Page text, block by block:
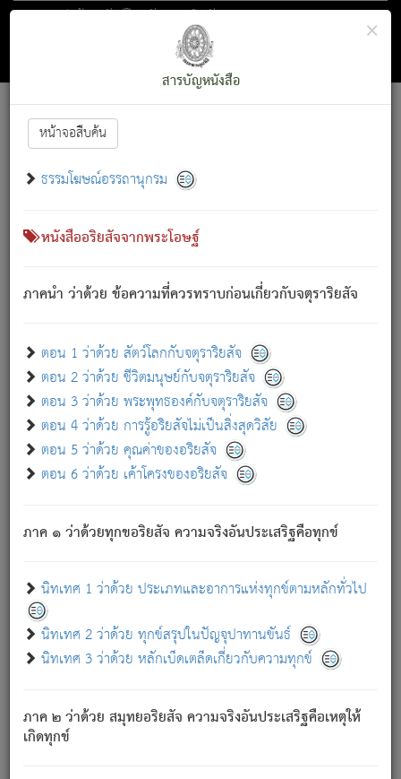
ตอน 1 ว่าด้วย สัตว์โลกกับจตุราริยสัจ
สารบัญ×
สารบัญหนังสือ
หน้าจอสืบค้น
ธรรมโฆษณ์อรรถานุกรม
หนังสืออริยสัจจากพระโอษฐ์
ภาคนำ ว่าด้วย ข้อความที่ควรทราบก่อนเกี่ยวกับจตุราริยสัจ
ตอน 1 ว่าด้วย สัตว์โลกกับจตุราริยสัจ
ตอน 2 ว่าด้วย ชีวิตมนุษย์กับจตุราริยสัจ
ตอน 3 ว่าด้วย พระพุทธองค์กับจตุราริยสัจ
ตอน 4 ว่าด้วย การรู้อริยสัจไม่เป็นสิ่งสุดวิสัย
ตอน 5 ว่าด้วย คุณค่าของอริยสัจ
ตอน 6 ว่าด้วย เค้าโครงของอริยสัจ
ภาค ๑ ว่าด้วยทุกขอริยสัจ ความจริงอันประเสริฐคือทุกข์
นิทเทศ 1 ว่าด้วย ประเภทและอาการแห่งทุกข์ตามหลักทั่วไป
นิทเทศ 2 ว่าด้วย ทุกข์สรุปในปัญจุปาทานขันธ์
นิทเทศ 3 ว่าด้วย หลักเบ็ดเตล็ดเกี่ยวกับความทุกข์
ภาค ๒ ว่าด้วย สมุทยอริยสัจ ความจริงอันประเสริฐคือเหตุให้
เกิดทุกข์
Font :15 ]||
สัตว์โลกนี้ เกิดความเดือดร้อนแล้ว มีผัสสะบังหน้า
เขาสำคัญสิ่งใด โดยความเป็นประการใด แต่สิ่งนั้นย่อมเป็น
(ตามที่เป็นจริง) โดยประการอื่นจากที่เขาสำคัญนั้น
สัตว์โลกติดข้องอยู่ในภพ ถูกภพบังหน้าแล้ว มีภพโดยความ
เป็นอย่างอื่น (จากที่มันเป็นอยู่จริง) จึงได้เพลิดเพลินยิ่งนักในภพ
เขาเพลิดเพลินยิ่งนักในสิ่งใด สิ่งนั้นเป็นภัย (ที่เขาไม่รู้จัก)
เขากลัวต่อสิ่งใดสิ่งนั้นเป็นทุกข์
พรหมจรรย์นี้ อันบุคคลย่อมประพฤติ ก็เพื่อการละขาดซึ่ง
ภพ.
สมณะหรือพราหมณ์เหล่าใด กล่าวความหลุดพ้นจากภพว่า
มีได้เพราะภพ เรากล่าวว่า สมณะหรือพราหมณ์ทั้งปวงนั้น
มิใช่ผู้หลดพ้นจากภพ.
ภพ ว่ามีได้เพราะวิภพ[2]: เรากล่าวว่า สมณะหรือพราหมณ์ทั้ง
ปวงนั้น ก็ยังสลัดภพออกไปไม่ได้.
ก็ทุกข์นี้มีขึ้น เพราะอาศัยซึ่งอุปธิทั้งปวง.
เพราะความสิ้นไปแห่งอุปาทานทั้งปวง ความเกิดขึ้นแห่ง
ทุกข์จึงไม่มี.
ท่านจงดูโลกนี้เถิด (จะเห็นว่า) สัตว์ทั้งหลายอันอวิชาหนา
แน่นบังหนาแล้ว; และว่า สัตว์ผู้ยินดีในภพอันเป็นแล้วนั้น ย่อม
อันเป็นไปในที่หรือเวลาทั้งปวง[3]เพื่อความมีแห่งประโยชน์โดย
ประการทั้งปวง; ภพทั้งหลายทั้งหมดนั้น ไม่เที่ยง เป็นทุกข์ มี
ความแปรปรวนเป็นธรรมดา.